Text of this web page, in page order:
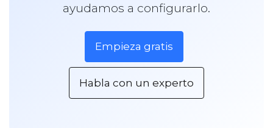
ayudamos a configurarlo.
Empieza gratis
Habla con un experto